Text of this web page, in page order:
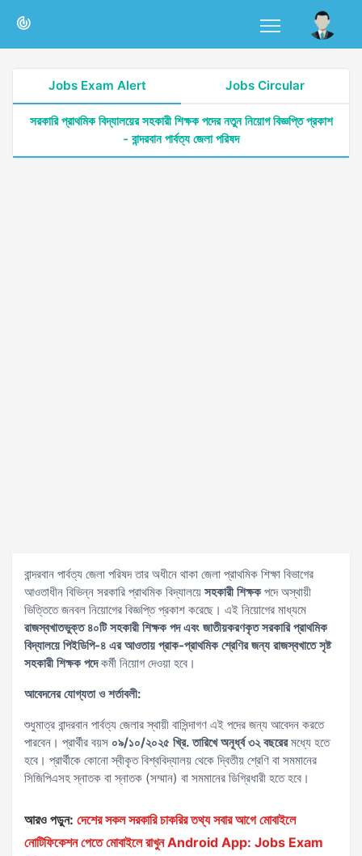
Jobs Exam Alert Jobs Circular
সরকারি প্রাথমিক বিদ্যালয়ের সহকারী শিক্ষক পদের নতুন নিয়োগ বিজ্ঞপ্তি প্রকাশ
- বান্দরবান পার্বত্য জেলা পরিষদ
বান্দরবান পার্বত্য জেলা পরিষদ তার অধীনে থাকা জেলা প্রাথমিক শিক্ষা বিভাগের
আওতাধীন বিভিন্ন সরকারি প্রাথমিক বিদ্যালয়ে সহকারী শিক্ষকপদে অস্থায়ী
ভিত্তিতে জনবল নিয়োগের বিজ্ঞপ্তি প্রকাশ করেছে। এই নিয়োগের মাধ্যমে
রাজস্বখাতভুক্ত ৪০টি সহকারী শিক্ষক পদ এবং জাতীয়করণকৃত সরকারি প্রাথমিক
বিদ্যালয়ে পিইডিপি-৪ এর আওতায় প্রাক-প্রাথমিক শ্রেণির জন্য রাজস্বখাতে সৃষ্ট
সহকারী শিক্ষক পদেকর্মী নিয়োগ দেওয়া হবে।
আবেদনের যোগ্যতা ও শর্তাবলী:
শুধুমাত্র বান্দরবান পার্বত্য জেলার স্থায়ী বাসিন্দাগণ এই পদের জন্য আবেদন করতে
পারবেন। প্রার্থীর বয়স ০৯/১০/২০২৫ খ্রি. তারিখে অনূর্ধ্ব ৩২ বছরেরমধ্যে হতে
হবে। প্রার্থীকে কোনো স্বীকৃত বিশ্ববিদ্যালয় থেকে দ্বিতীয় শ্রেণি বা সমমানের
সিজিপিএসহ স্নাতক বা স্নাতক (সম্মান) বা সমমানের ডিগ্রিধারী হতে হবে।
আরও পড়ুন: দেশের সকল সরকারি চাকরির তথ্য সবার আগে মোবাইলে
নোটিফিকেশন পেতে মোবাইলে রাখুন Android App: Jobs Exam